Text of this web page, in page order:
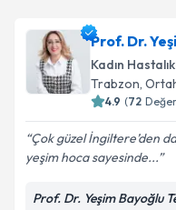
Prof. Dr.
Kadın
Trabzon,
4.9 (72
Çok güzel İngiltere’den
yeşim hoca sayesinde...
Prof. Dr. Yeşim Bayoğlu